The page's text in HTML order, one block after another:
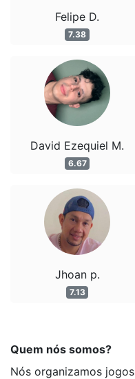
Felipe D.
7.38
David Ezequiel M.
6.67
Jhoan p.
7.13
Quem nós somos?
Nós organizamos jogos